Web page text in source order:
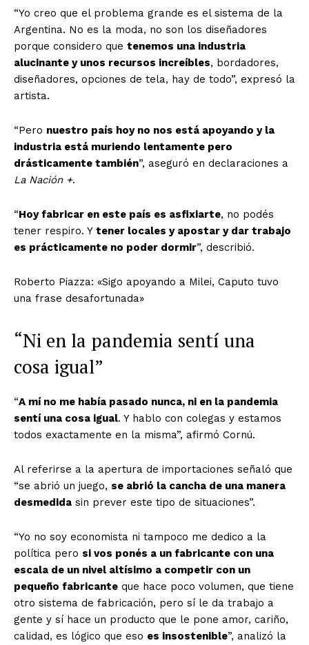
“Yo creo que el problema grande es el sistema de la
Argentina. No es la moda, no son los diseñadores
porque considero que tenemos una industria
alucinante y unos recursos increíbles, bordadores,
diseñadores, opciones de tela, hay de todo”, expresó la
artista.
“Pero nuestro país hoy no nos está apoyando y la
industria está muriendo lentamente pero
drásticamente también”, aseguró en declaraciones a
La Nación +.
“Hoy fabricar en este país es asfixiarte, no podés
tener respiro. Y tener locales y apostar y dar trabajo
es prácticamente no poder dormir”, describió.
Roberto Piazza: «Sigo apoyando a Milei, Caputo tuvo
una frase desafortunada»
“Ni en la pandemia sentí una
cosa igual”
“A mí no me había pasado nunca, ni en la pandemia
sentí una cosa igual. Y hablo con colegas y estamos
todos exactamente en la misma”, afirmó Cornú.
Al referirse a la apertura de importaciones señaló que
“se abrió un juego, se abrió la cancha de una manera
desmedida sin prever este tipo de situaciones”.
“Yo no soy economista ni tampoco me dedico a la
política pero si vos ponés a un fabricante con una
escala de un nivel altísimo a competir con un
pequeño fabricante que hace poco volumen, que tiene
otro sistema de fabricación, pero sí le da trabajo a
gente y sí hace un producto que le pone amor, cariño,
calidad, es lógico que eso es insostenible”, analizó la